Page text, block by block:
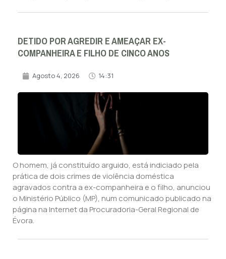
DETIDO POR AGREDIR E AMEAÇAR EX-
COMPANHEIRA E FILHO DE CINCO ANOS
Agosto 4, 2026 14:31
O homem, já constituído arguido, está indiciado pela
prática de dois crimes de violência doméstica
agravados contra a ex-companheira e o filho, anunciou
o Ministério Público (MP), num comunicado publicado na
página na Internet da Procuradoria-Geral Regional de
Évora.